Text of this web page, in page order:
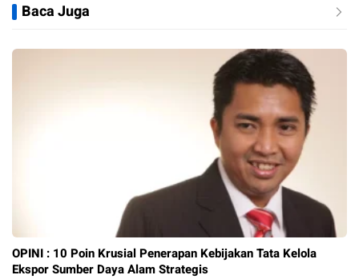
Baca Juga
OPINI : 10 Poin Krusial Penerapan Kebijakan Tata Kelola
Ekspor Sumber Daya Alam Strategis